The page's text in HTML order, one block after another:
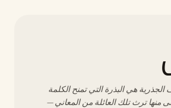
هي البذرة التي تمنح الكلمة
منها ترث تلك العائلة من المعاني —